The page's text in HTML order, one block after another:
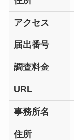
アクセス
届出番号
調査料金
URL
事務所名
住所